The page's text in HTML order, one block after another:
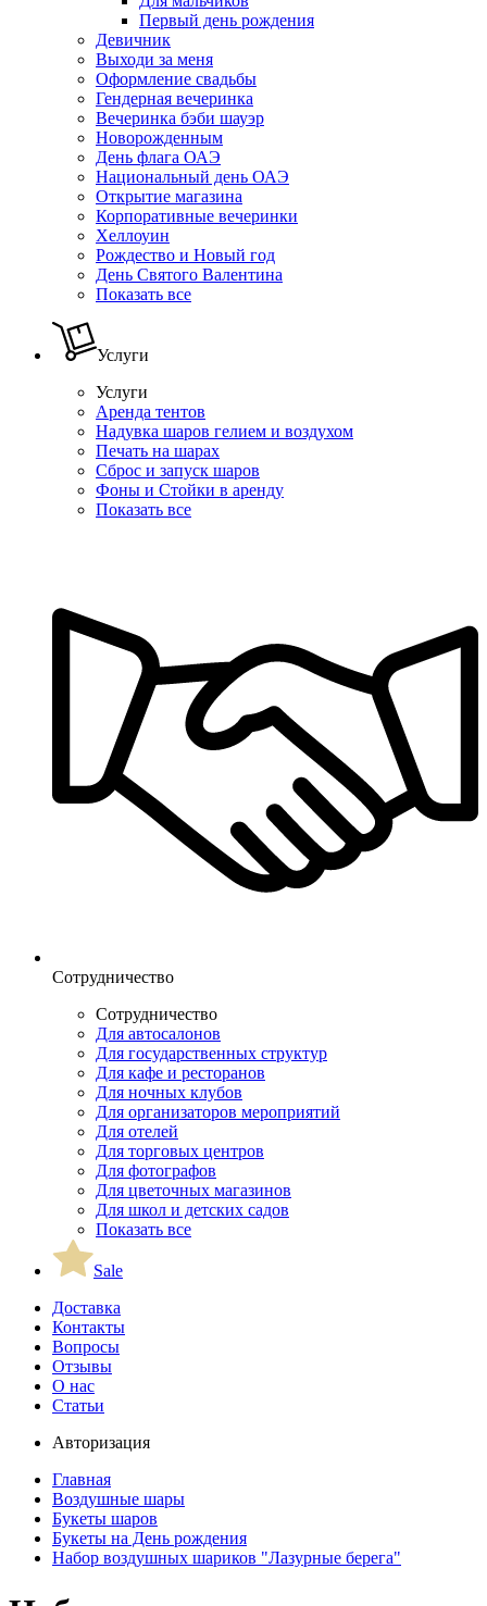
Первый день рождения
Девичник
Выходи за меня
Оформление свадьбы
Гендерная вечеринка
Вечеринка бэби шауэр
Новорожденным
День флага ОАЭ
Национальный день ОАЭ
Открытие магазина
Корпоративные вечеринки
Хеллоуин
Рождество и Новый год
День Святого Валентина
Показать все
Услуги
Услуги
Аренда тентов
Надувка шаров гелием и воздухом
Печать на шарах
Сброс и запуск шаров
Фоны и Стойки в аренду
Показать все
Сотрудничество
Сотрудничество
Для автосалонов
Для государственных структур
Для кафе и ресторанов
Для ночных клубов
Для организаторов мероприятий
Для отелей
Для торговых центров
Для фотографов
Для цветочных магазинов
Для школ и детских садов
Показать все
Sale
Доставка
Контакты
Вопросы
Отзывы
О нас
Статьи
Авторизация
Главная
Воздушные шары
Букеты шаров
Букеты на День рождения
Набор воздушных шариков "Лазурные берега"